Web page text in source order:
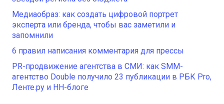
Медиаобраз: как создать цифровой портрет
эксперта или бренда, чтобы вас заметили и
запомнили
6 правил написания комментария для прессы
PR-продвижение агентства в СМИ: как SMM-
агентство Double получило 23 публикации в РБК Pro,
Ленте.ру и HH-блоге